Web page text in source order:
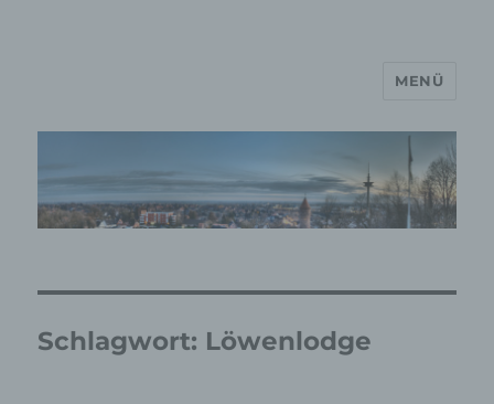
MP Mario Porten Beratung
Training Coaching
MENÜ
Schlagwort: Löwenlodge